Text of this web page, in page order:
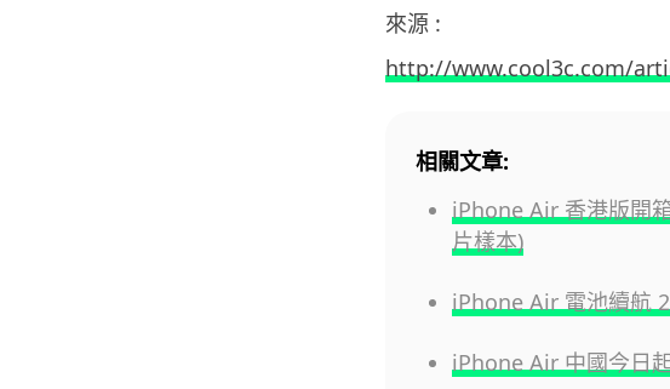
來源 :
http://www.cool3c.com/
相關文章:
iPhone Air 香港版開
片樣本)
iPhone Air 電池續航
iPhone Air 中國今日